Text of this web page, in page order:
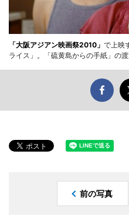
「大阪アジアン映画祭2010」 で上映
ライス」。「硫黄島からの手紙」の
前の写真